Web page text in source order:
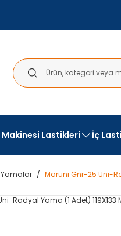
Makinesi Lastikleri İç
Maruni Gnr-25 Uni-